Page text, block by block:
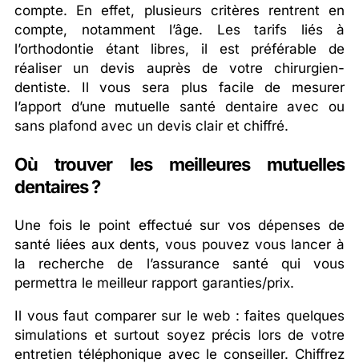
compte. En effet, plusieurs critères rentrent en
compte, notamment l’âge. Les tarifs liés à
l’orthodontie étant libres, il est préférable de
réaliser un devis auprès de votre chirurgien-
dentiste. Il vous sera plus facile de mesurer
l’apport d’une mutuelle santé dentaire avec ou
sans plafond avec un devis clair et chiffré.
Où trouver les meilleures mutuelles
dentaires ?
Une fois le point effectué sur vos dépenses de
santé liées aux dents, vous pouvez vous lancer à
la recherche de l’assurance santé qui vous
permettra le meilleur rapport garanties/prix.
Il vous faut comparer sur le web : faites quelques
simulations et surtout soyez précis lors de votre
entretien téléphonique avec le conseiller. Chiffrez